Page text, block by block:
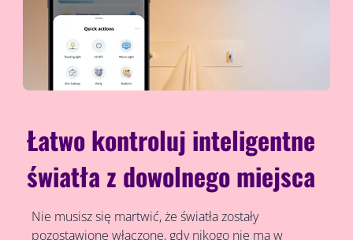
Łatwo kontroluj inteligentne
światła z dowolnego miejsca
Nie musisz się martwić, że światła zostały
pozostawione włączone, gdy nikogo nie ma w